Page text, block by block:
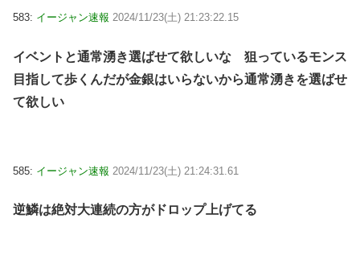
583: イージャン速報 2024/11/23(土) 21:23:22.15
イベントと通常湧き選ばせて欲しいな 狙っているモンス
目指して歩くんだが金銀はいらないから通常湧きを選ばせ
て欲しい
585: イージャン速報 2024/11/23(土) 21:24:31.61
逆鱗は絶対大連続の方がドロップ上げてる